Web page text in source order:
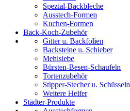
Spezial-Backbleche
Ausstech-Formen
Kuchen-Formen
Back-Koch-Zubehör
Gitter u. Backfolien
Backsteine u. Schieber
Mehlsiebe
Bürsten-Besen-Schaufeln
Tortenzubehör
Stipper-Stecher u. Schüsseln
Weitere Helfer
Städter-Produkte